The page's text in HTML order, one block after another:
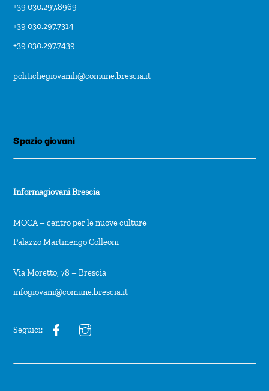
+39 030.297.8969
+39 030.297.7314
+39 030.297.7439
politichegiovanili@comune.brescia.it
Spazio giovani
Informagiovani Brescia
MOCA – centro per le nuove culture
Palazzo Martinengo Colleoni
Via Moretto, 78 – Brescia
infogiovani@comune.brescia.it
Seguici: